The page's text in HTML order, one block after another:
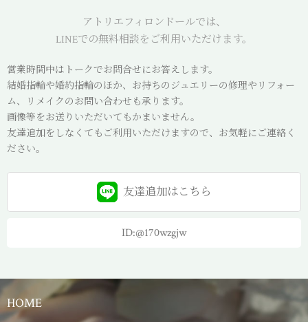
アトリエフィロンドールでは、
LINEでの無料相談をご利用いただけます。
営業時間中はトークでお問合せにお答えします。
結婚指輪や婚約指輪のほか、お持ちのジュエリーの修理やリフォー
ム、リメイクのお問い合わせも承ります。
画像等をお送りいただいてもかまいません。
友達追加をしなくてもご利用いただけますので、お気軽にご連絡く
ださい。
友達追加はこちら
ID:@170wzgjw
HOME